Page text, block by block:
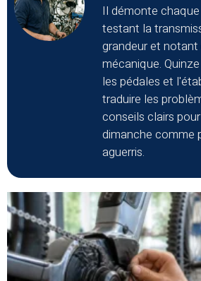
Il démonte
testant la
grandeur et
mécanique.
les pédales et
traduire les
conseils clairs
dimanche comme
aguerris.